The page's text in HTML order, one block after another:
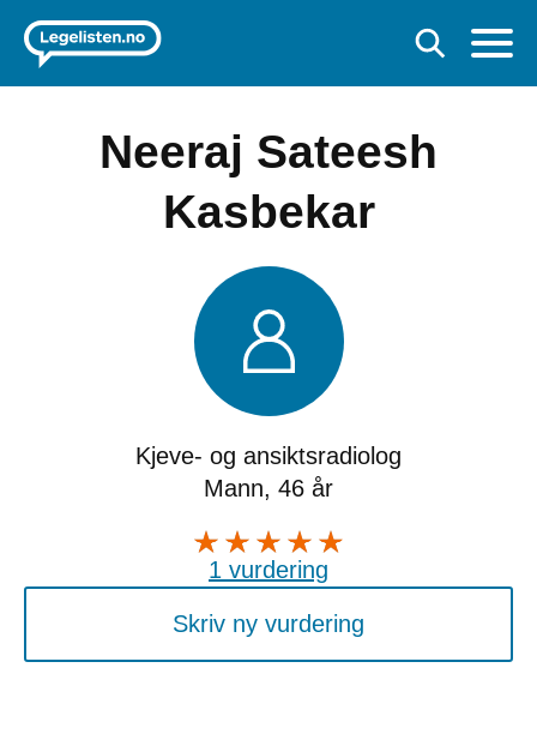
Neeraj Sateesh
Kasbekar
Kjeve- og ansiktsradiolog
Mann, 46 år
1 vurdering
Skriv ny vurdering